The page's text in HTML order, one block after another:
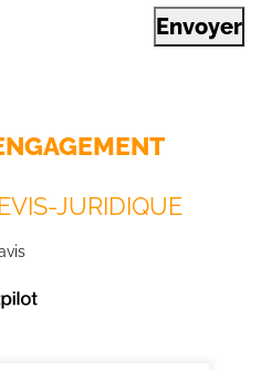
Envoyer
JURIDIQUE